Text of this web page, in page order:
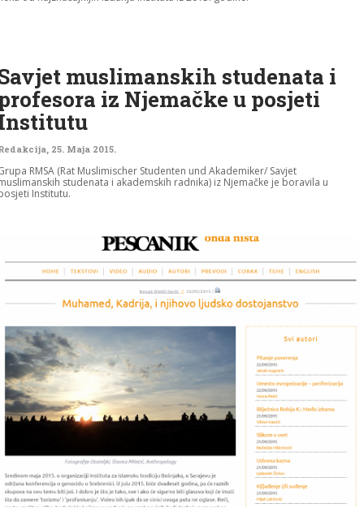
muslimanskih studenata i
iz Njemačke u posjeti
25. Maja 2015.
RMSA (Rat Muslimischer Studenten und Akademiker/ Savjet
studenata i akademskih radnika) iz Njemačke je boravila u
Institutu.